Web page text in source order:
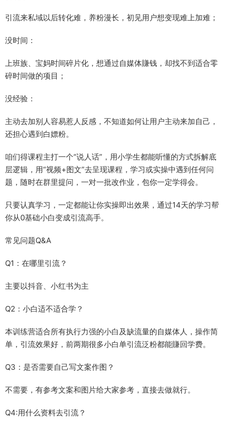
引流来私域以后转化难，养粉漫长，初见用户想变现难上加难；​
没时间：​
上班族、宝妈时间碎片化，想通过自媒体賺钱，却找不到适合零
碎时间做的项目；​
没经验：​
主动去加别人容易惹人反感，不知道如何让用户主动来加自己，
还担心遇到白嫖粉。​
咱们得课程主打一个“说人话”，用小学生都能听懂的方式拆解底
层逻辑，用“视频+图文”去呈现课程，学习或实操中遇到任何问
题，随时在群里提问，一对一批改作业，包你一定学得会。​
只要认真学习，一定都能让你实操即出效果，通过14天的学习帮
你从0基础小白变成引流高手。
常见问题Q&A​
Q1：在哪里引流？​
主要以抖音、小红书为主​
Q2：小白适不适合学？​
本训练营适合所有执行力强的小白及缺流量的自媒体人，操作简
单，引流效果好，前两期很多小白单引流泛粉都能賺回学费。​
Q3：是否需要自己写文案作图？​
不需要，有参考文案和图片给大家参考，直接去做就行。​
Q4:用什么资料去引流？​